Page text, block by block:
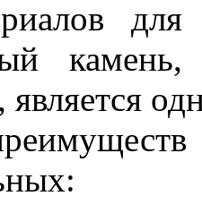
для
является